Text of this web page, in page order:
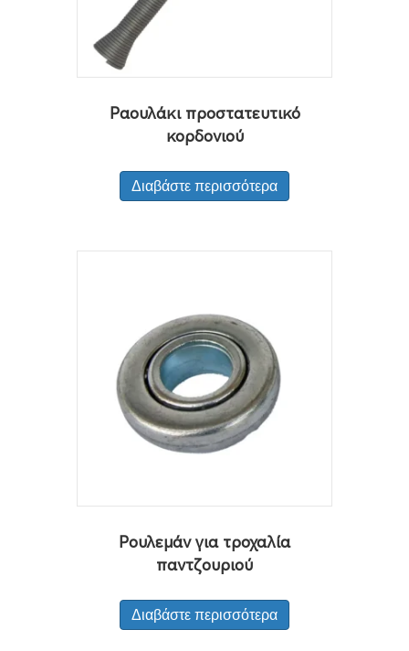
Ραουλάκι προστατευτικό
κορδονιού
Διαβάστε περισσότερα
Ρουλεμάν για τροχαλία
παντζουριού
Διαβάστε περισσότερα